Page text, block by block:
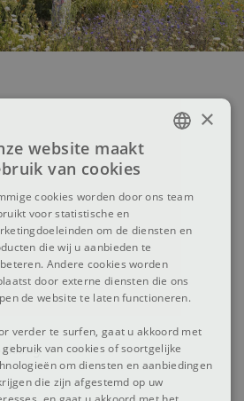
×
website maakt
van cookies
cookies worden door ons team
voor statistische en
om de diensten en
die wij u aanbieden te
Andere cookies worden
door externe diensten die ons
de website te laten functioneren.
verder te surfen, gaat u akkoord met
gebruik van cookies of soortgelijke
om diensten en aanbiedingen
die zijn afgestemd op uw